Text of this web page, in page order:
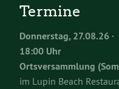
Termine
Donnerstag, 27.08.26 ·
18:00 Uhr
Ortsversammlung
im Lupin Beach